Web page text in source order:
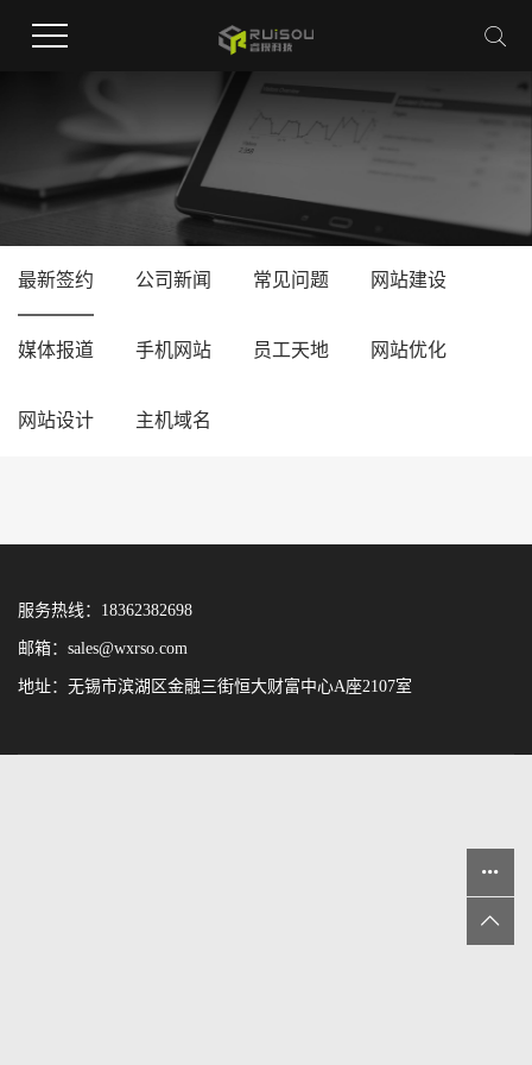
最新签约 公司新闻 常见问题 网站建设
媒体报道 手机网站 员工天地 网站优化
网站设计 主机域名
服务热线：18362382698
邮箱：sales@wxrso.com
地址：无锡市滨湖区金融三街恒大财富中心A座2107室